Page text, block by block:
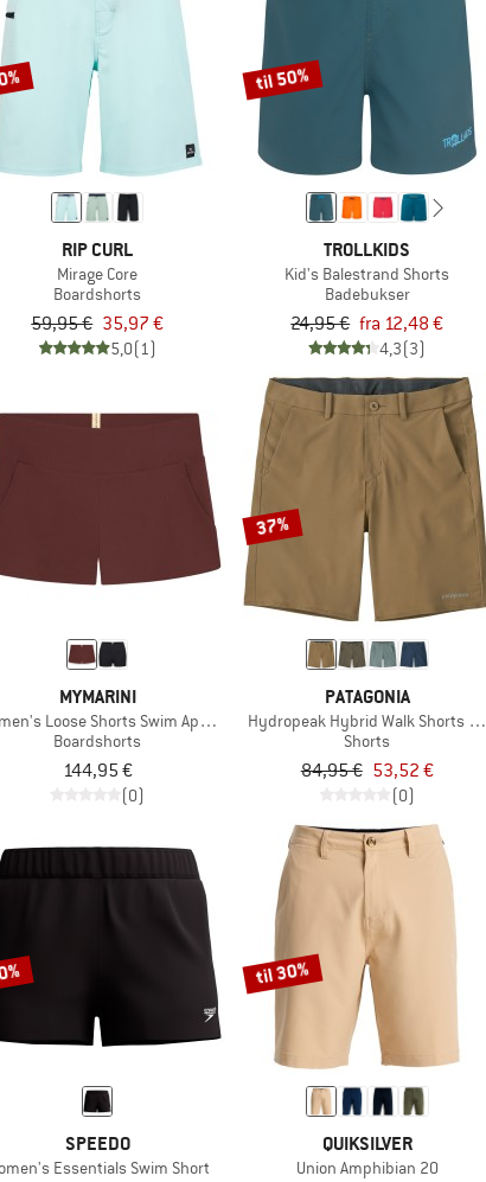
RIP CURL
Mirage Core
Boardshorts
59,95 € 35,97 €
5,0(1)
til 50%
TROLLKIDS
Kid's Balestrand Shorts
Badebukser
24,95 € fra 12,48 €
4,3(3)
MYMARINI
Loose Shorts Swim Apparel
Boardshorts
144,95 €
(0)
37%
PATAGONIA
Hydropeak Hybrid Walk Shorts 18''
Shorts
84,95 € 53,52 €
(0)
SPEEDO
Essentials Swim Short
til 30%
QUIKSILVER
Union Amphibian 20